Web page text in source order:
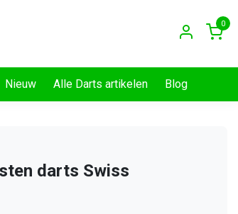
0
Nieuw Alle Darts artikelen Blog
darts Swiss